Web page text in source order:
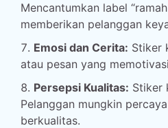
Mencantumkan label
memberikan pelanggan
Emosi dan Cerita: Stiker
atau pesan yang
Persepsi Kualitas: Stiker
Pelanggan mungkin
berkualitas.